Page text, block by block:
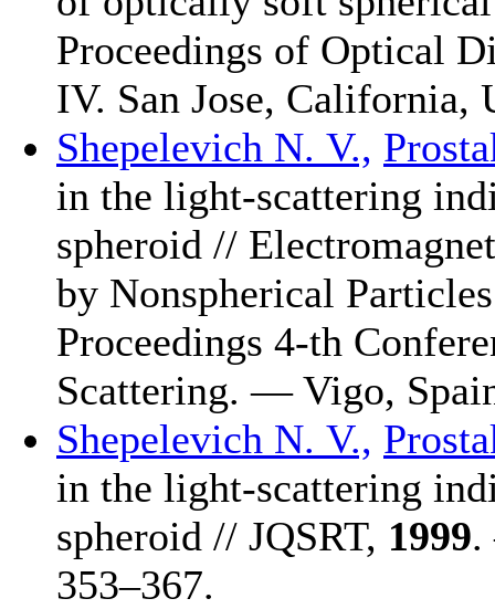
Proceedings of Optical
IV. San Jose,
Shepelevich N. V.,
in the light-scattering
spheroid //
by Nonspherical
Proceedings 4-th
Scattering. — Vigo,
Shepelevich N. V.,
in the light-scattering
spheroid // JQSRT, 1999
353–367.